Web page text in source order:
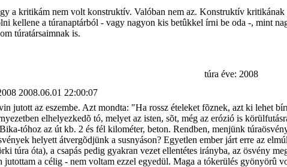
a kritikám nem volt konstruktív. Valóban nem az. Konstruktív kritikának
kellene a túranaptárból - vagy nagyon kis betûkkel írni be oda -, mint
túratársaimnak is.
túra éve: 2008
2008.06.01 22:00:07
jutott az eszembe. Azt mondta: "Ha rossz ételeket fõznek, azt ki lehet
elhelyezkedõ tó, melyet az isten, sõt, még az erózió is
tóhoz az út kb. 2 és fél kilométer, beton. Rendben, menjünk
helyett átvergõdjünk a susnyáson? Egyetlen ember járt erre az
túra óta), a csapás pedig gyakran vezet ellentétes irányba, az ösvény
jutottam a célig - nem voltam ezzel egyedül. Maga a tókerülés gyönyörû